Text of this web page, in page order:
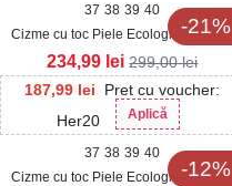
-21%
37 38 39 40
Cizme cu toc Piele Ecologica Lacuita
Negru Karolyn
187,99 lei
Pret cu voucher:
Her20
Aplică
234,99 lei 299,00lei
-12%
37 38 39 40
Cizme cu toc Piele Ecologica Lacuita